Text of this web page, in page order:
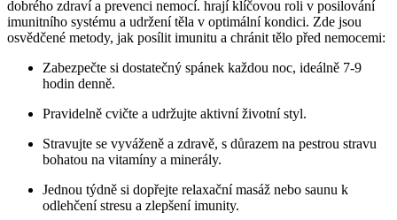
dobrého zdraví a prevenci nemocí. hrají klíčovou roli v posilování
imunitního systému a udržení těla v optimální kondici. Zde jsou
osvědčené metody, jak posílit imunitu a chránit tělo před nemocemi:
Zabezpečte si dostatečný spánek každou noc, ideálně 7-9
hodin denně.
Pravidelně cvičte a udržujte aktivní životní styl.
Stravujte se vyváženě a zdravě, s důrazem na pestrou stravu
bohatou na vitamíny a minerály.
Jednou týdně si dopřejte relaxační masáž nebo saunu k
odlehčení stresu a zlepšení imunity.